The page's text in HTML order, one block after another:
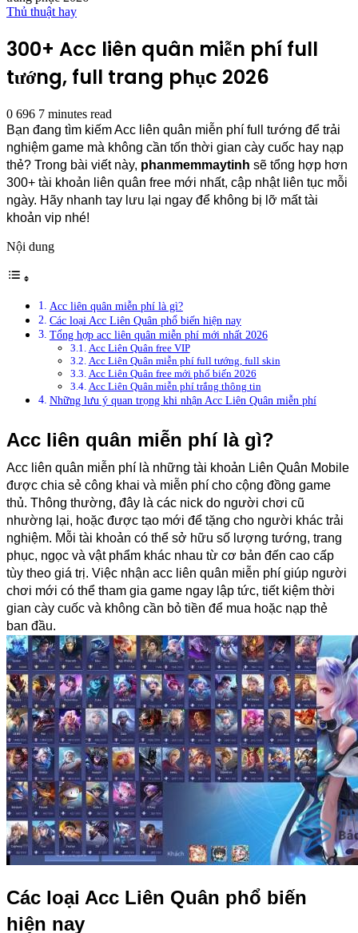
Thủ thuật hay
300+ Acc liên quân miễn phí full
tướng, full trang phục 2026
0 696 7 minutes read
Bạn đang tìm kiếm Acc liên quân miễn phí full tướng để trải
nghiệm game mà không cần tốn thời gian cày cuốc hay nạp
thẻ? Trong bài viết này, phanmemmaytinh sẽ tổng hợp hơn
300+ tài khoản liên quân free mới nhất, cập nhật liên tục mỗi
ngày. Hãy nhanh tay lưu lại ngay để không bị lỡ mất tài
khoản vip nhé!
Nội dung
Acc liên quân miễn phí là gì?
Các loại Acc Liên Quân phổ biến hiện nay
Tổng hợp acc liên quân miễn phí mới nhất 2026
Acc Liên Quân free VIP
Acc Liên Quân miễn phí full tướng, full skin
Acc Liên Quân free mới phổ biến 2026
Acc Liên Quân miễn phí trắng thông tin
Những lưu ý quan trọng khi nhận Acc Liên Quân miễn phí
Acc liên quân miễn phí là gì?
Acc liên quân miễn phí là những tài khoản Liên Quân Mobile
được chia sẻ công khai và miễn phí cho cộng đồng game
thủ. Thông thường, đây là các nick do người chơi cũ
nhường lại, hoặc được tạo mới để tặng cho người khác trải
nghiệm. Mỗi tài khoản có thể sở hữu số lượng tướng, trang
phục, ngọc và vật phẩm khác nhau từ cơ bản đến cao cấp
tùy theo giá trị. Việc nhận acc liên quân miễn phí giúp người
chơi mới có thể tham gia game ngay lập tức, tiết kiệm thời
gian cày cuốc và không cần bỏ tiền để mua hoặc nạp thẻ
ban đầu.
Các loại Acc Liên Quân phổ biến
hiện nay